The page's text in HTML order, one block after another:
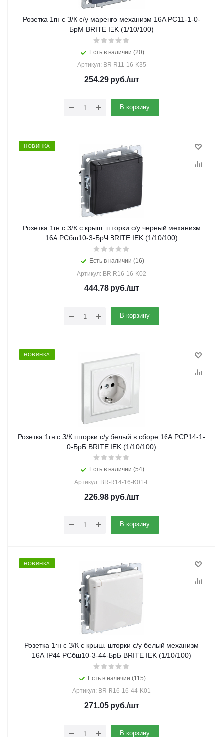
Розетка 1гн с З/К с/у маренго механизм 16А РС11-1-0-
БрМ BRITE IEK (1/10/100)
Есть в наличии (20)
Артикул: BR-R11-16-K35
254.29руб./шт
В корзину
НОВИНКА
Розетка 1гн с З/К с крыш. шторки с/у черный механизм
16А РСбш10-3-БрЧ BRITE IEK (1/10/100)
Есть в наличии (16)
Артикул: BR-R16-16-K02
444.78руб./шт
В корзину
НОВИНКА
Розетка 1гн с З/К шторки с/у белый в сборе 16А РСР14-1-
0-БрБ BRITE IEK (1/10/100)
Есть в наличии (54)
Артикул: BR-R14-16-K01-F
226.98руб./шт
В корзину
НОВИНКА
Розетка 1гн с З/К с крыш. шторки с/у белый механизм
16А IP44 РСбш10-3-44-БрБ BRITE IEK (1/10/100)
Есть в наличии (115)
Артикул: BR-R16-16-44-K01
271.05руб./шт
В корзину